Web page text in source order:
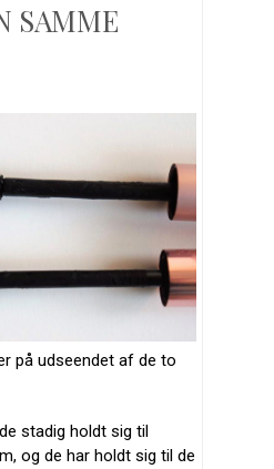
SAMME
på udseendet af de to
stadig holdt sig til
og de har holdt sig til de